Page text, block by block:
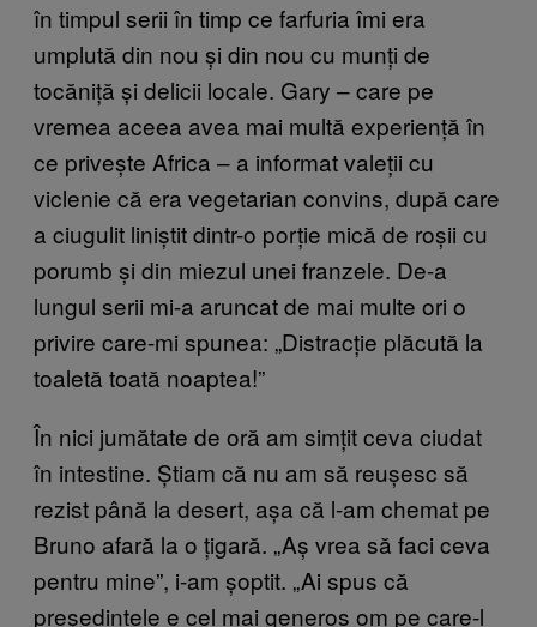
în timpul serii în timp ce farfuria îmi era
umplută din nou și din nou cu munți de
tocăniță și delicii locale. Gary – care pe
vremea aceea avea mai multă experiență în
ce privește Africa – a informat valeții cu
viclenie că era vegetarian convins, după care
a ciugulit liniștit dintr-o porție mică de roșii cu
porumb și din miezul unei franzele. De-a
lungul serii mi-a aruncat de mai multe ori o
privire care-mi spunea: „Distracție plăcută la
toaletă toată noaptea!”
În nici jumătate de oră am simțit ceva ciudat
în intestine. Știam că nu am să reușesc să
rezist până la desert, așa că l-am chemat pe
Bruno afară la o țigară. „Aș vrea să faci ceva
pentru mine”, i-am șoptit. „Ai spus că
președintele e cel mai generos om pe care-l